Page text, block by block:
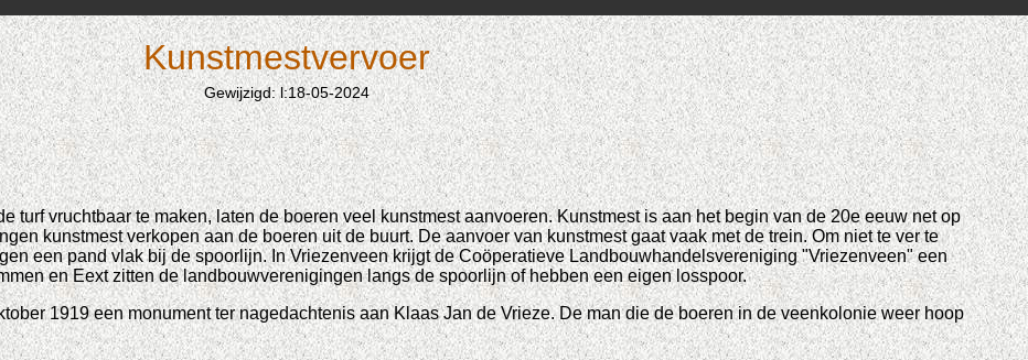
Kunstmestvervoer
Gewijzigd: l:18-05-2024
turf vruchtbaar te maken, laten de boeren veel kunstmest aanvoeren. Kunstmest is aan het begin van de 20e eeuw net op
kunstmest verkopen aan de boeren uit de buurt. De aanvoer van kunstmest gaat vaak met de trein. Om niet te ver te
een pand vlak bij de spoorlijn. In Vriezenveen krijgt de Coöperatieve Landbouwhandelsvereniging "Vriezenveen" een
en Eext zitten de landbouwverenigingen langs de spoorlijn of hebben een eigen losspoor.
1919 een monument ter nagedachtenis aan Klaas Jan de Vrieze. De man die de boeren in de veenkolonie weer hoop